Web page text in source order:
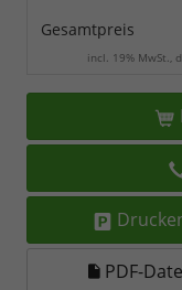
Gesamtpreis
incl. 19% MwSt.,
PDF-